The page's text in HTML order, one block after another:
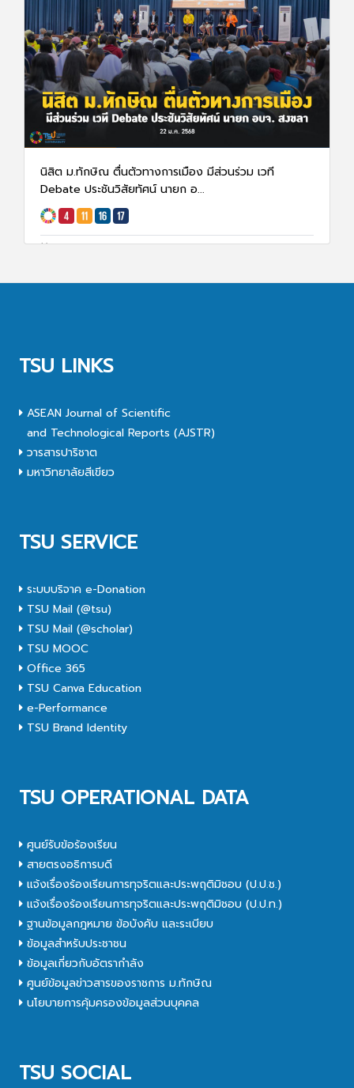
นิสิต ม.ทักษิณ ตื่นตัวทางการเมือง มีส่วนร่วม เวที
Debate ประชันวิสัยทัศน์ นายก อ...
TSU LINKS
ASEAN Journal of Scientific
and Technological Reports (AJSTR)
วารสารปาริชาต
มหาวิทยาลัยสีเขียว
TSU SERVICE
ระบบบริจาค e-Donation
TSU Mail (@tsu)
TSU Mail (@scholar)
TSU MOOC
Office 365
TSU Canva Education
e-Performance
TSU Brand Identity
TSU OPERATIONAL DATA
ศูนย์รับข้อร้องเรียน
สายตรงอธิการบดี
แจ้งเรื่องร้องเรียนการทุจริตและประพฤติมิชอบ (ป.ป.ช.)
แจ้งเรื่องร้องเรียนการทุจริตและประพฤติมิชอบ (ป.ป.ท.)
ฐานข้อมูลกฎหมาย ข้อบังคับ และระเบียบ
ข้อมูลสำหรับประชาชน
ข้อมูลเกี่ยวกับอัตรากำลัง
ศูนย์ข้อมูลข่าวสารของราชการ ม.ทักษิณ
นโยบายการคุ้มครองข้อมูลส่วนบุคคล
TSU SOCIAL